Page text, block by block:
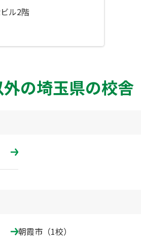
ル2階
の埼玉県の校
朝霞市（1校）